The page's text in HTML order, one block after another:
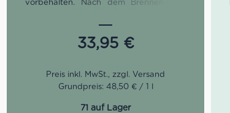
vorbehalten. Nach dem Brennen reift
Barrique Eichenfässern, wodurch er
seine herrlichen Noten von
Rosenblättern, Vanille und Gebäck
rund sowie lange nachhallend.
33,95 €
Grundpreis: 48,50 € / 1 l
71 auf Lager